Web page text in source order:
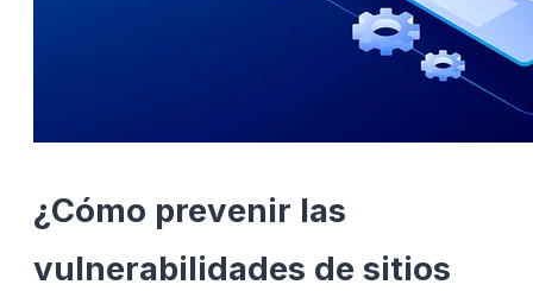
¿Cómo prevenir las
vulnerabilidades de sitios